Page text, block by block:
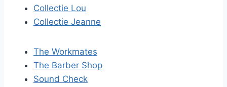
Collectie Lou
Collectie Jeanne
The Workmates
The Barber Shop
Sound Check